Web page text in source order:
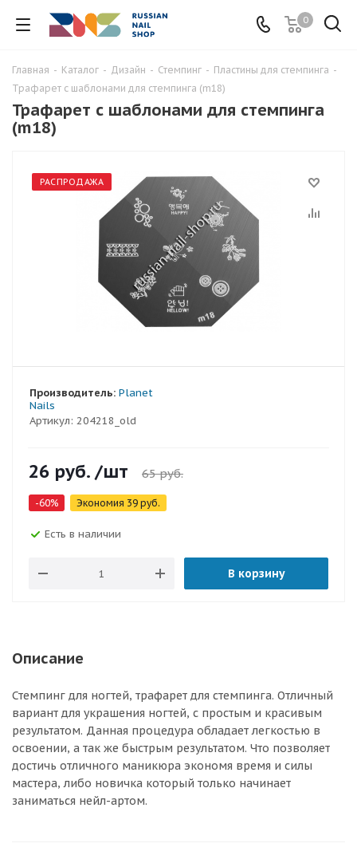
0
Главная - Каталог - Дизайн - Стемпинг - Пластины для стемпинга -
Трафарет с шаблонами для стемпинга (m18)
Трафарет с шаблонами для стемпинга
(m18)
РАСПРОДАЖА
Артикул: 204218_old
Производитель: Planet
Nails
26 руб. /шт 65руб.
-60% Экономия 39 руб.
Есть в наличии
В корзину
Описание
Стемпинг для ногтей, трафарет для стемпинга. Отличный
вариант для украшения ногтей, с простым и красивым
результатом. Данная процедура обладает легкостью в
освоении, а так же быстрым результатом. Что позволяет
достичь отличного маникюра экономя время и силы
мастера, либо новичка который только начинает
заниматься нейл-артом.